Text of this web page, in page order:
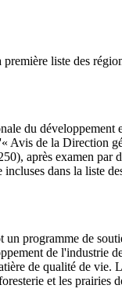
liste des
du
Avis de la Direction
après examen par
dans la liste
programme de
de l'industrie
de qualité de vie.
et les